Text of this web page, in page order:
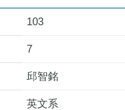
103
7
邱智銘
英文系